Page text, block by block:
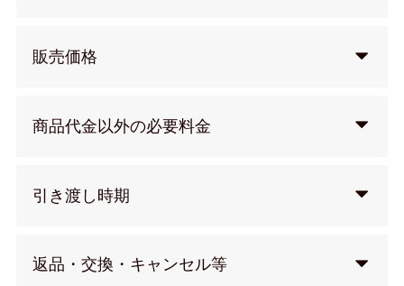
販売価格
商品代金以外の必要料金
引き渡し時期
返品・交換・キャンセル等